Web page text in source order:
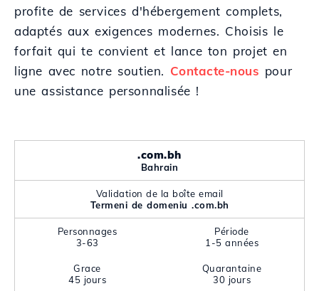
profite de services d'hébergement complets,
adaptés aux exigences modernes. Choisis le
forfait qui te convient et lance ton projet en
ligne avec notre soutien. Contacte-nous pour
une assistance personnalisée !
.com.bh
Bahrain
Validation de la boîte email
Termeni de domeniu .com.bh
Personnages
3-63
Période
1-5 années
Grace
45 jours
Quarantaine
30 jours